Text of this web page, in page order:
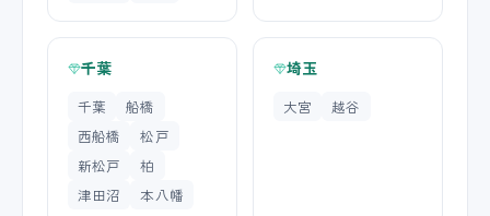
千葉
千葉
船橋
西船橋
松戸
新松戸
柏
津田沼
本八幡
埼玉
大宮 越谷